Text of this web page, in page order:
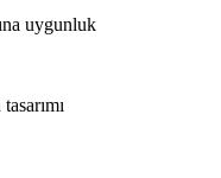
uygunluk